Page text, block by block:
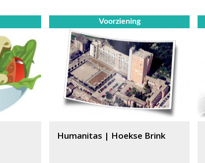
Voorziening
Humanitas | Hoekse Brink